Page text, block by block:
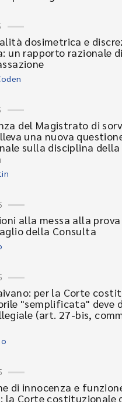
dosimetrica e
un rapporto razionale
del Magistrato di
una nuova
sulla disciplina
alla messa alla
della Consulta
per la Corte
"semplificata" deve
(art. 27-bis,
di innocenza e
la Corte costituzionale